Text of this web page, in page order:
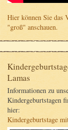
Hier können Sie das
"groß" anschauen.
Lamas
Informationen zu
Kindergeburtstagen
hier:
Kindergeburtstage